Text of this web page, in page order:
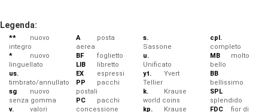
Legenda:
**
nuovo
integro
*
nuovo
linguellato
us.
timbrato/annullato
sg
nuovo
senza gomma
v.
valori
A
posta
aerea
BF
foglietto
LIB
libretto
EX
espressi
PP
pacchi
postali
PC
pacchi
concessione
s.
Sassone
u.
Unificato
yt.
Yvert
Tellier
k.
Krause
world coins
kp.
Krause
cpl.
completo
MB
molto
bello
BB
bellissimo
SPL
splendido
FDC
fior di